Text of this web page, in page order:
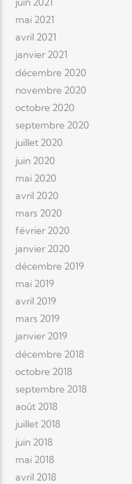
mai 2021
avril 2021
janvier 2021
décembre 2020
novembre 2020
octobre 2020
septembre 2020
juillet 2020
juin 2020
mai 2020
avril 2020
mars 2020
février 2020
janvier 2020
décembre 2019
mai 2019
avril 2019
mars 2019
janvier 2019
décembre 2018
octobre 2018
septembre 2018
août 2018
juillet 2018
juin 2018
mai 2018
avril 2018